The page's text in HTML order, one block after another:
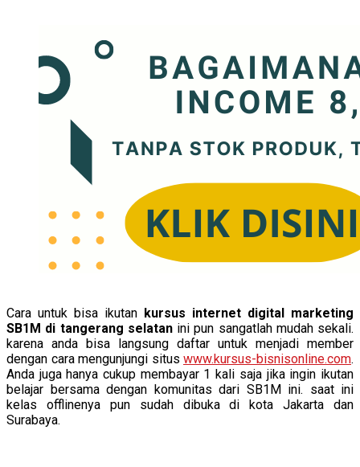
Cara untuk bisa ikutan kursus internet digital marketing
SB1M di tangerang selatanini pun sangatlah mudah sekali.
karena anda bisa langsung daftar untuk menjadi member
dengan cara mengunjungi situs www.kursus-bisnisonline.com.
Anda juga hanya cukup membayar 1 kali saja jika ingin ikutan
belajar bersama dengan komunitas dari SB1M ini. saat ini
kelas offlinenya pun sudah dibuka di kota Jakarta dan
Surabaya.